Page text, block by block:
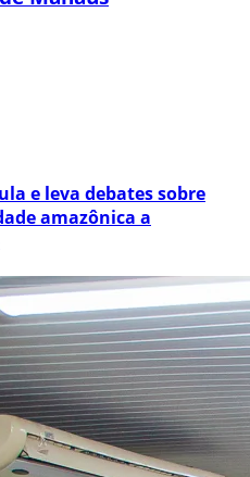
e leva debates sobre
amazônica a